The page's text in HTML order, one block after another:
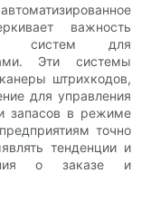
важность
систем для
Эти системы
штрихкодов,
для управления
запасов в режиме
точно
тенденции и
о заказе и